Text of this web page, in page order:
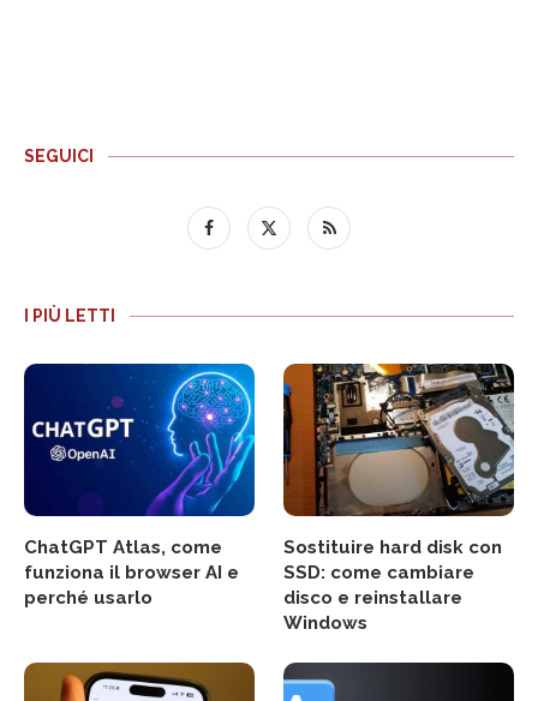
SEGUICI
I PIÙ LETTI
ChatGPT Atlas, come
funziona il browser AI e
perché usarlo
Sostituire hard disk con
SSD: come cambiare
disco e reinstallare
Windows